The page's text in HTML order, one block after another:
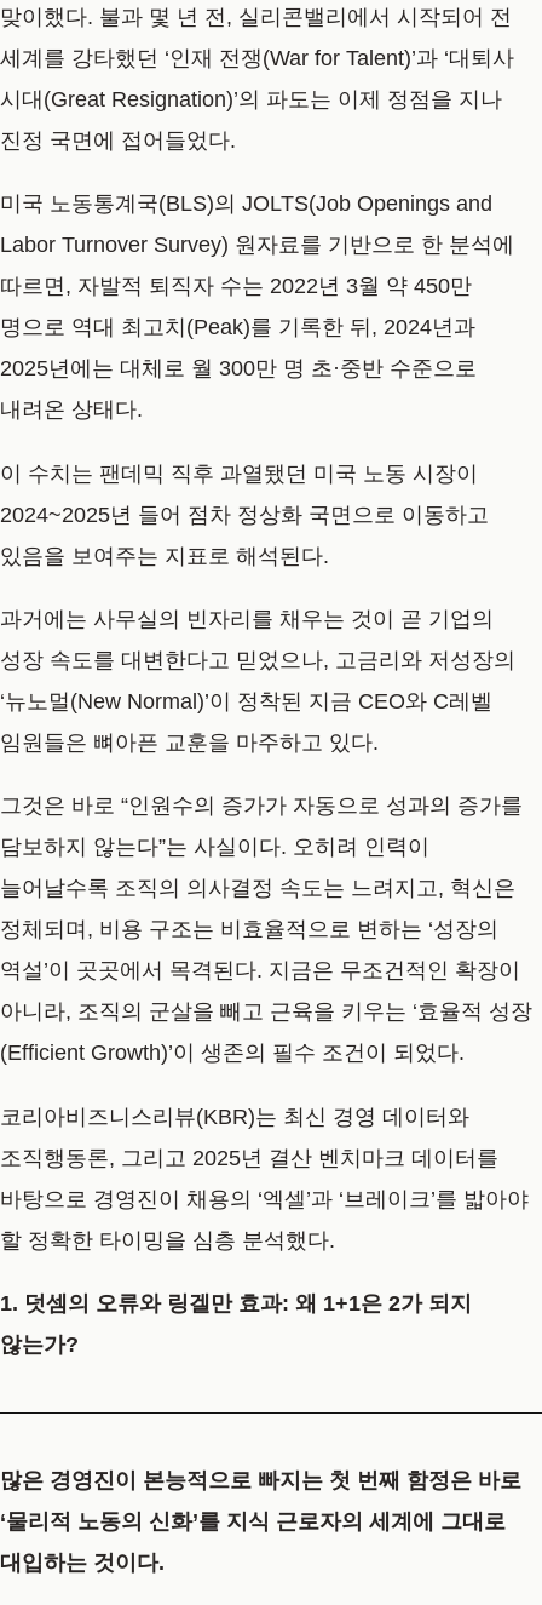
맞이했다. 불과 몇 년 전, 실리콘밸리에서 시작되어 전
세계를 강타했던 ‘인재 전쟁(War for Talent)’과 ‘대퇴사
시대(Great Resignation)’의 파도는 이제 정점을 지나
진정 국면에 접어들었다.
미국 노동통계국(BLS)의 JOLTS(Job Openings and
Labor Turnover Survey) 원자료를 기반으로 한 분석에
따르면, 자발적 퇴직자 수는 2022년 3월 약 450만
명으로 역대 최고치(Peak)를 기록한 뒤, 2024년과
2025년에는 대체로 월 300만 명 초·중반 수준으로
내려온 상태다.
이 수치는 팬데믹 직후 과열됐던 미국 노동 시장이
2024~2025년 들어 점차 정상화 국면으로 이동하고
있음을 보여주는 지표로 해석된다.
과거에는 사무실의 빈자리를 채우는 것이 곧 기업의
성장 속도를 대변한다고 믿었으나, 고금리와 저성장의
‘뉴노멀(New Normal)’이 정착된 지금 CEO와 C레벨
임원들은 뼈아픈 교훈을 마주하고 있다.
그것은 바로 “인원수의 증가가 자동으로 성과의 증가를
담보하지 않는다”는 사실이다. 오히려 인력이
늘어날수록 조직의 의사결정 속도는 느려지고, 혁신은
정체되며, 비용 구조는 비효율적으로 변하는 ‘성장의
역설’이 곳곳에서 목격된다. 지금은 무조건적인 확장이
아니라, 조직의 군살을 빼고 근육을 키우는 ‘효율적 성장
(Efficient Growth)’이 생존의 필수 조건이 되었다.
코리아비즈니스리뷰(KBR)는 최신 경영 데이터와
조직행동론, 그리고 2025년 결산 벤치마크 데이터를
바탕으로 경영진이 채용의 ‘엑셀’과 ‘브레이크’를 밟아야
할 정확한 타이밍을 심층 분석했다.
1. 덧셈의 오류와 링겔만 효과: 왜 1+1은 2가 되지
않는가?
많은 경영진이 본능적으로 빠지는 첫 번째 함정은 바로
‘물리적 노동의 신화’를 지식 근로자의 세계에 그대로
대입하는 것이다.